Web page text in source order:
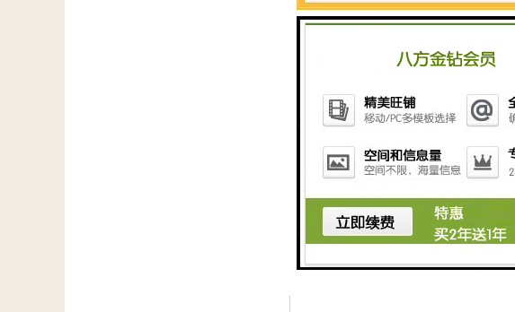
资源流失，又避免对环境造成污染，还可